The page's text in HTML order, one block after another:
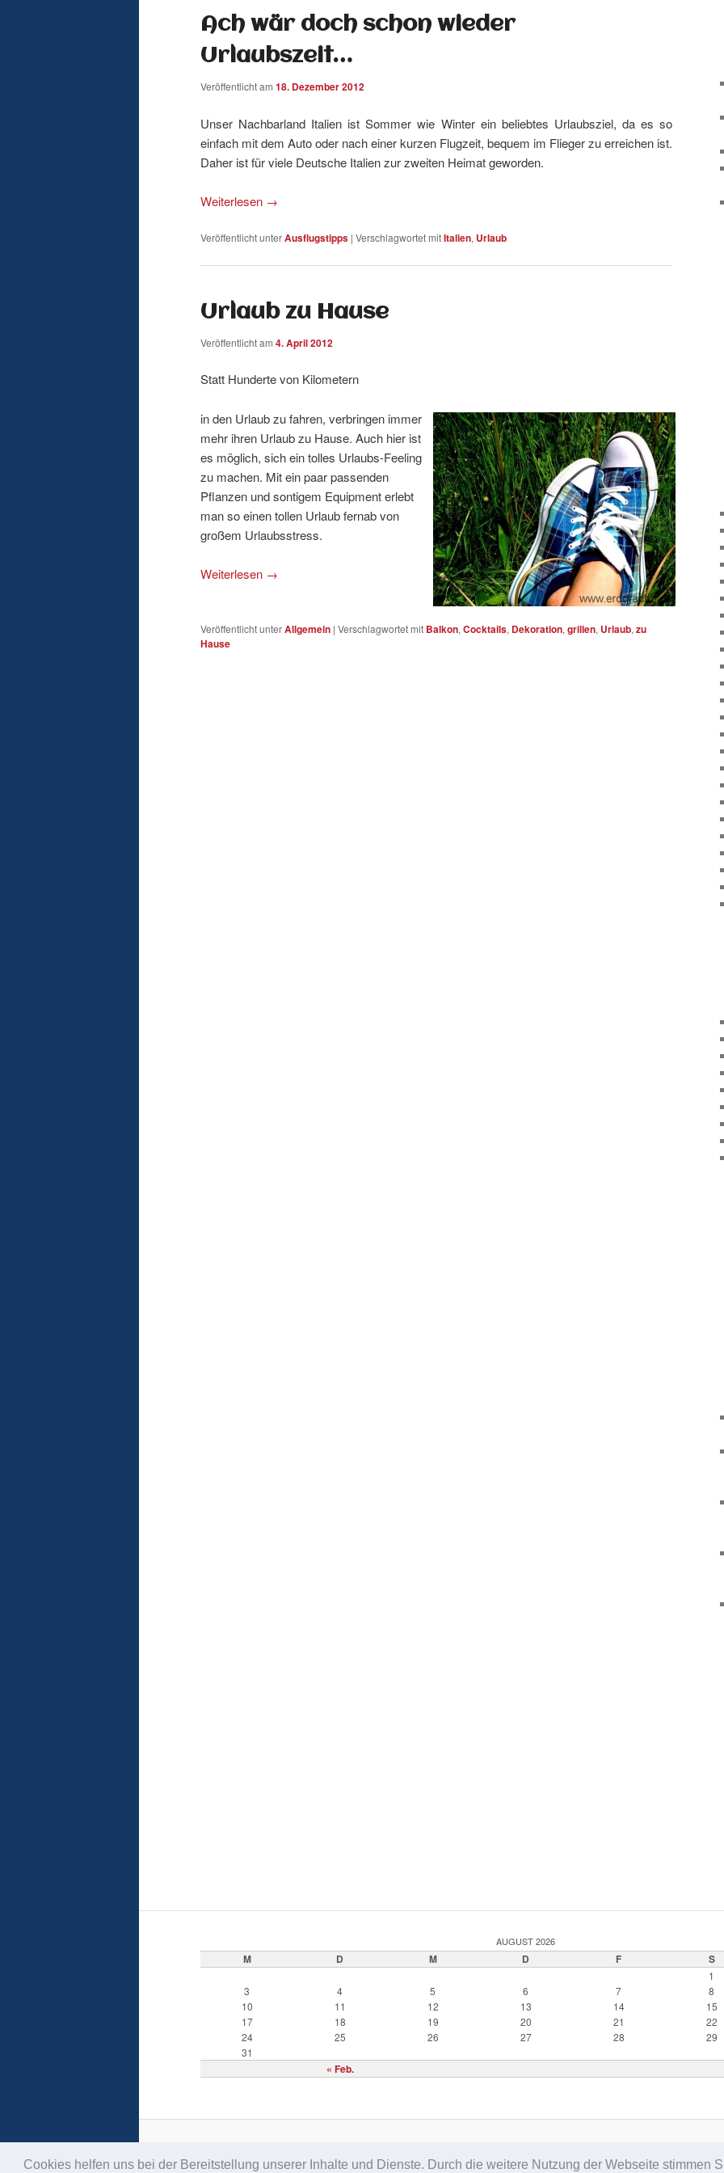
Cookies helfen uns bei der Bereitstellung unserer Inhalte und Dienste. Durch die weitere Nutzung der Webseite stimmen
wechseln
Ach wär doch schon wieder
Urlaubszeit…
Veröffentlicht am 18. Dezember 2012
Unser Nachbarland Italien ist Sommer wie Winter ein beliebtes Urlaubsziel, da es so
einfach mit dem Auto oder nach einer kurzen Flugzeit, bequem im Flieger zu erreichen ist.
Daher ist für viele Deutsche Italien zur zweiten Heimat geworden.
Weiterlesen →
Veröffentlicht unterAusflugstipps | Verschlagwortet mitItalien, Urlaub
Urlaub zu Hause
Veröffentlicht am 4. April 2012
Statt Hunderte von Kilometern
in den Urlaub zu fahren, verbringen immer
mehr ihren Urlaub zu Hause. Auch hier ist
es möglich, sich ein tolles Urlaubs-Feeling
zu machen. Mit ein paar passenden
Pflanzen und sontigem Equipment erlebt
man so einen tollen Urlaub fernab von
großem Urlaubsstress.
Weiterlesen →
Veröffentlicht unterAllgemein | Verschlagwortet mit Balkon, Cocktails, Dekoration, grillen, Urlaub, zu
Hause
AUGUST 2026
M D M D F S
« Feb.
1
3
4 5 6 7 8
10
11 12 13 14 15
17
18 19 20 21 22
24
25 26 27 28 29
31